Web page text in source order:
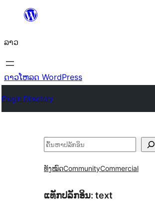
ທີ່
ເນື້ອຫາ
ລາວ
ດາວໂຫລດ WordPress
Plugin Directory
ຄົ້ນຫາ
ທັງໝົດCommunityCommercial
ແທັກປລັກອິນ: text